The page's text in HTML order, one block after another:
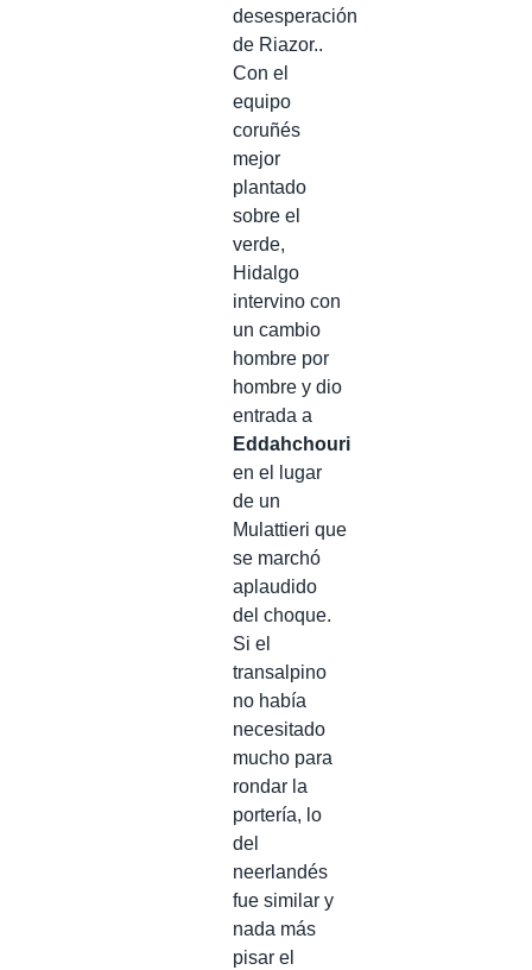
desesperación
de Riazor..
Con el
equipo
coruñés
mejor
plantado
sobre el
verde,
Hidalgo
intervino con
un cambio
hombre por
hombre y dio
entrada a
Eddahchouri
en el lugar
de un
Mulattieri que
se marchó
aplaudido
del choque.
Si el
transalpino
no había
necesitado
mucho para
rondar la
portería, lo
del
neerlandés
fue similar y
nada más
pisar el